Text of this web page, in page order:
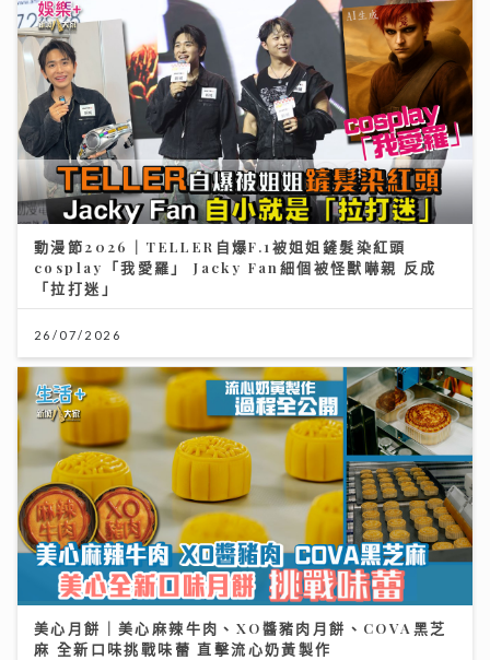
動漫節2026｜TELLER自爆F.1被姐姐鏟髮染紅頭
cosplay「我愛羅」 Jacky Fan細個被怪獸嚇親 反成
「拉打迷」
26/07/2026
美心月餅｜美心麻辣牛肉、XO醬豬肉月餅、COVA黑芝
麻 全新口味挑戰味蕾 直擊流心奶黃製作